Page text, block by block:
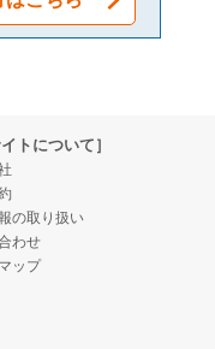
イトについて］
の取り扱い
わせ
ップ